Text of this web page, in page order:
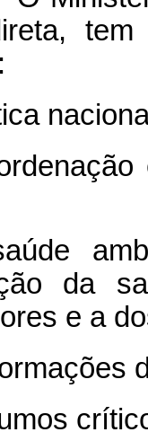
da
e a